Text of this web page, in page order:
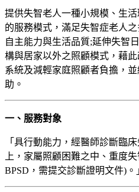
提供失智老人一種小規模、生
的服務模式，滿足失智症老人
自主能力與生活品質;延伸失智
構與居家以外之照顧模式，藉
系統及減輕家庭照顧者負擔，
助。
一、服務對象
「具行動能力，經醫師診斷臨
上，家屬照顧困難之中、重度
BPSD，需提交診斷證明文件)。